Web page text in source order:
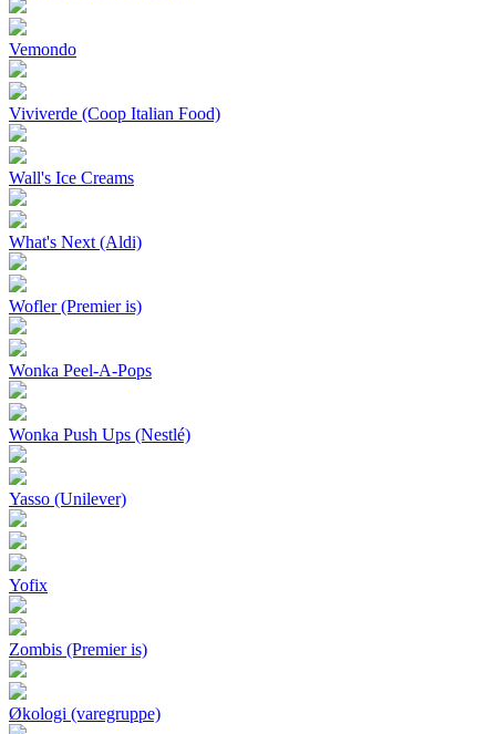
Vemondo
Viviverde (Coop Italian Food)
Wall's Ice Creams
What's Next (Aldi)
Wofler (Premier is)
Wonka Peel-A-Pops
Wonka Push Ups (Nestlé)
Yasso (Unilever)
Yofix
Zombis (Premier is)
Økologi (varegruppe)